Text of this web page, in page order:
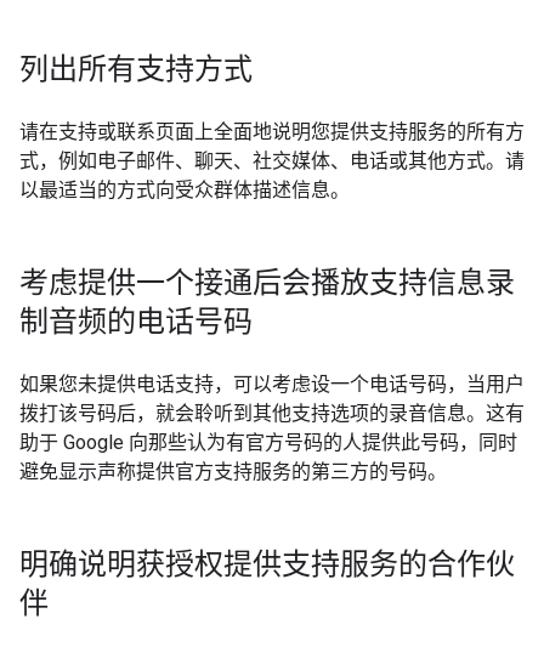
列出所有支持方式
请在支持或联系页面上全面地说明您提供支持服务的所有方
式，例如电子邮件、聊天、社交媒体、电话或其他方式。请
以最适当的方式向受众群体描述信息。
考虑提供一个接通后会播放支持信息录
制音频的电话号码
如果您未提供电话支持，可以考虑设一个电话号码，当用户
拨打该号码后，就会聆听到其他支持选项的录音信息。这有
助于 Google 向那些认为有官方号码的人提供此号码，同时
避免显示声称提供官方支持服务的第三方的号码。
明确说明获授权提供支持服务的合作伙
伴